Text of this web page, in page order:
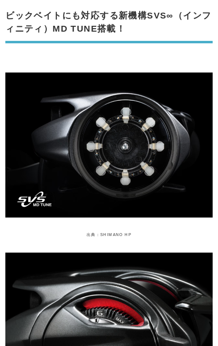
ビックベイトにも対応する新機構SVS∞（インフ
ィニティ）MD TUNE搭載！
出典：SHIMANO HP